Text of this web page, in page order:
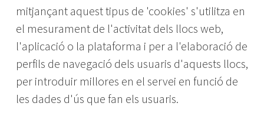
mitjançant aquest tipus de 'cookies' s'utilitza en
el mesurament de l'activitat dels llocs web,
l'aplicació o la plataforma i per a l'elaboració de
perfils de navegació dels usuaris d'aquests llocs,
per introduir millores en el servei en funció de
les dades d'ús que fan els usuaris.